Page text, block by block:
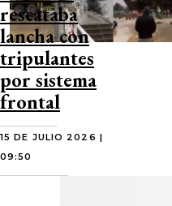
rescataba
lancha con
tripulantes
por sistema
frontal
15 DE JULIO 2026 |
09:50